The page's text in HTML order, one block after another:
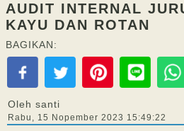
AUDIT INTERNAL
KAYU DAN ROTAN
BAGIKAN:
Oleh santi
Rabu, 15 Nopember 2023 15:49:22